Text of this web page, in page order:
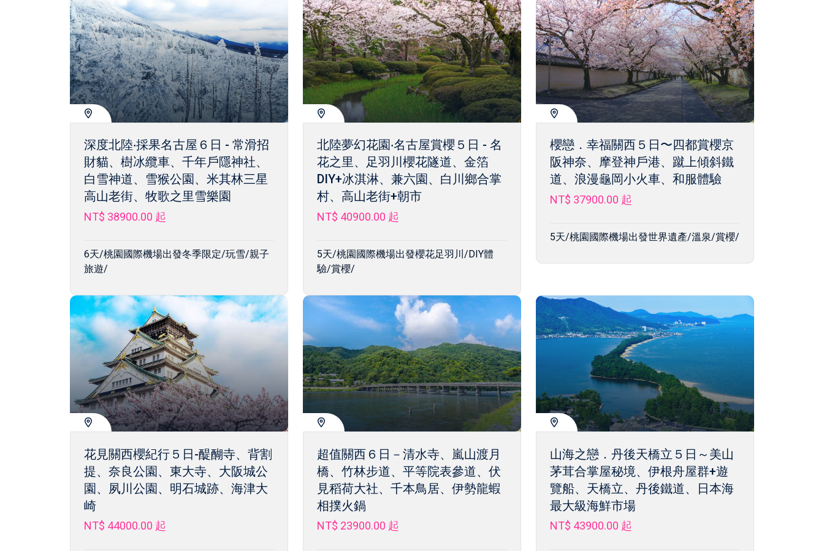
深度北陸‧採果名古屋６日 - 常滑招
財貓、樹冰纜車、千年戶隱神社、
白雪神道、雪猴公園、米其林三星
高山老街、牧歌之里雪樂園
NT$ 38900.00 起
6天/桃園國際機場出發冬季限定/玩雪/親子
旅遊/
北陸夢幻花園‧名古屋賞櫻５日 - 名
花之里、足羽川櫻花隧道、金箔
DIY+冰淇淋、兼六園、白川鄉合掌
村、高山老街+朝市
NT$ 40900.00 起
5天/桃園國際機場出發櫻花足羽川/DIY體
驗/賞櫻/
櫻戀．幸福關西５日〜四都賞櫻京
阪神奈、摩登神戶港、蹴上傾斜鐵
道、浪漫龜岡小火車、和服體驗
NT$ 37900.00 起
5天/桃園國際機場出發世界遺產/溫泉/賞櫻/
花見關西櫻紀行５日-醍醐寺、背割
提、奈良公園、東大寺、大阪城公
園、夙川公園、明石城跡、海津大
崎
NT$ 44000.00 起
超值關西６日－清水寺、嵐山渡月
橋、竹林步道、平等院表參道、伏
見稻荷大社、千本鳥居、伊勢龍蝦
相撲火鍋
NT$ 23900.00 起
山海之戀．丹後天橋立５日～美山
茅茸合掌屋秘境、伊根舟屋群+遊
覽船、天橋立、丹後鐵道、日本海
最大級海鮮市場
NT$ 43900.00 起